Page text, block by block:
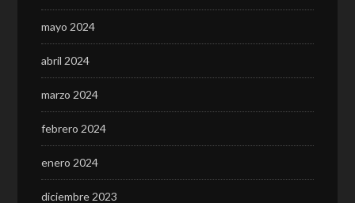
mayo 2024
abril 2024
marzo 2024
febrero 2024
enero 2024
diciembre 2023